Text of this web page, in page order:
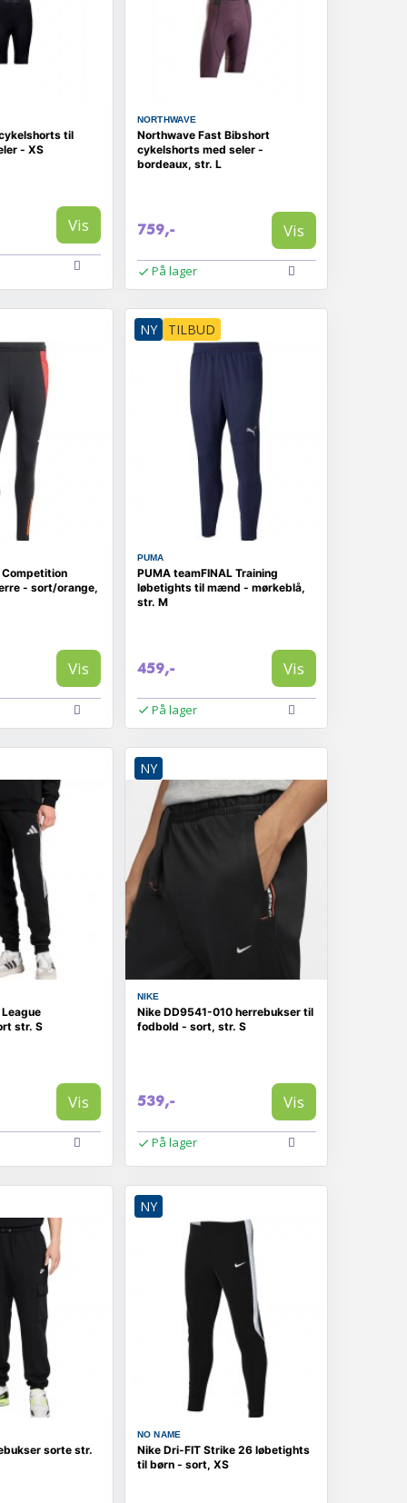
til
- XS
Vis
NORTHWAVE
Northwave Fast Bibshort
cykelshorts med seler -
bordeaux, str. L
759,- Vis
På lager
- sort/orange,
Vis
NY TILBUD
PUMA
PUMA teamFINAL Training
løbetights til mænd - mørkeblå,
str. M
459,- Vis
På lager
str. S
Vis
NY
NIKE
Nike DD9541-010 herrebukser til
fodbold - sort, str. S
539,- Vis
På lager
sorte str.
NY
NO NAME
Nike Dri-FIT Strike 26 løbetights
til børn - sort, XS